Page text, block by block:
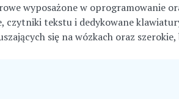
wyposażone w oprogramowanie
czytniki tekstu i dedykowane
się na wózkach oraz